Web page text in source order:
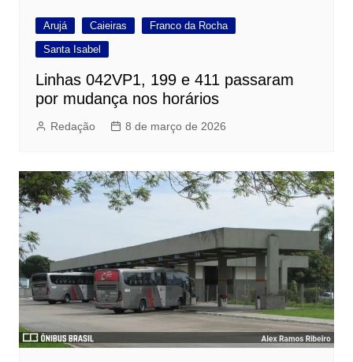
Arujá Caieiras
Franco da Rocha
Santa Isabel
Linhas 042VP1, 199 e 411 passaram
por mudança nos horários
Redação 8 de março de 2026